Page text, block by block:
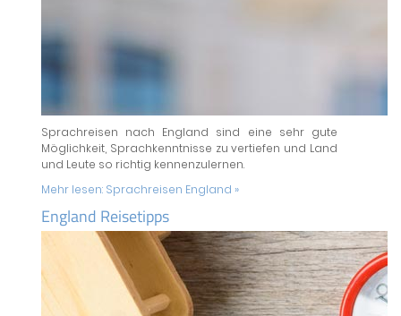
Sprachreisen nach England sind eine sehr gute
Möglichkeit, Sprachkenntnisse zu vertiefen und Land
und Leute so richtig kennenzulernen.
Mehr lesen: Sprachreisen England »
England Reisetipps